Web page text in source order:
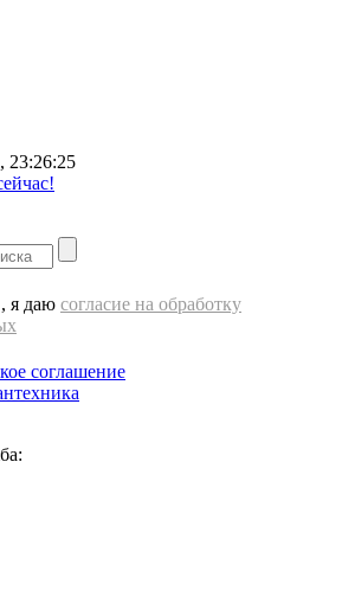
, 23:26:25
я даю согласие на обработку
соглашение